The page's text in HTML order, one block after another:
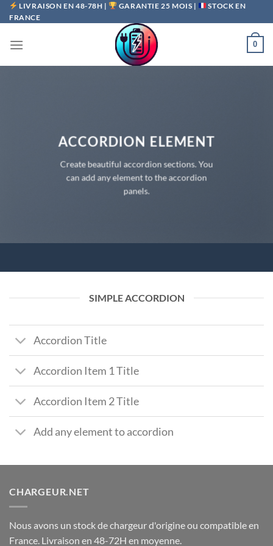
Passer
au
LIVRAISON EN 48-78H | GARANTIE 25 MOIS |
STOCK EN
FRANCE
0
ACCORDION ELEMENT
Create beautiful accordion sections. You
can add any element to the accordion
panels.
SIMPLE ACCORDION
Accordion Title
Accordion Item 1 Title
Accordion Item 2 Title
Add any element to accordion
CHARGEUR.NET
Nous avons un stock de chargeur d'origine ou compatible en
France. Livraison en 48-72H en moyenne.